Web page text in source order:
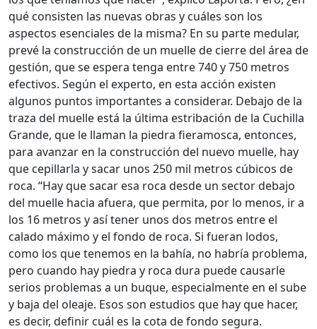
qué consisten las nuevas obras y cuáles son los
aspectos esenciales de la misma? En su parte medular,
prevé la construcción de un muelle de cierre del área de
gestión, que se espera tenga entre 740 y 750 metros
efectivos. Según el experto, en esta acción existen
algunos puntos importantes a considerar. Debajo de la
traza del muelle está la última estribación de la Cuchilla
Grande, que le llaman la piedra fieramosca, entonces,
para avanzar en la construcción del nuevo muelle, hay
que cepillarla y sacar unos 250 mil metros cúbicos de
roca. “Hay que sacar esa roca desde un sector debajo
del muelle hacia afuera, que permita, por lo menos, ir a
los 16 metros y así tener unos dos metros entre el
calado máximo y el fondo de roca. Si fueran lodos,
como los que tenemos en la bahía, no habría problema,
pero cuando hay piedra y roca dura puede causarle
serios problemas a un buque, especialmente en el sube
y baja del oleaje. Esos son estudios que hay que hacer,
es decir, definir cuál es la cota de fondo segura.